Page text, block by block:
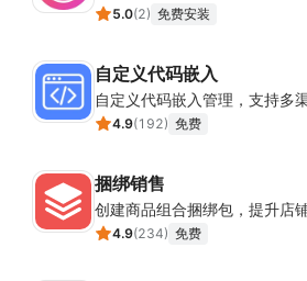
5.0(2) 免费安装
自定义代码嵌入
4.9(192) 免费
捆绑销售
4.9(234) 免费